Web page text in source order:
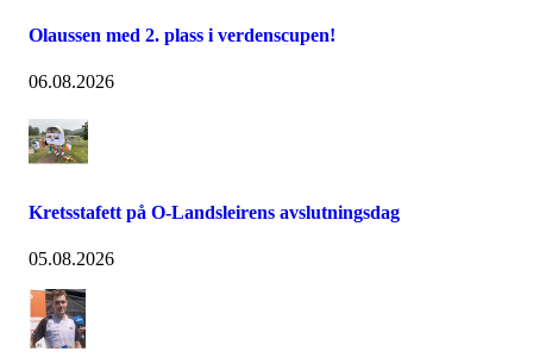
Olaussen med 2. plass i verdenscupen!
06.08.2026
Kretsstafett på O-Landsleirens avslutningsdag
05.08.2026